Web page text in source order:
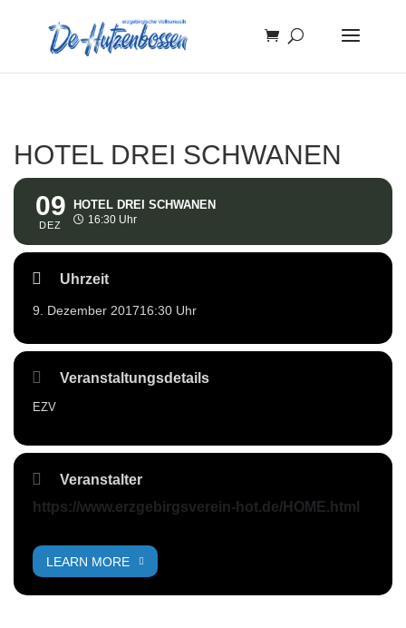
HOTEL DREI SCHWANEN
09
DEZ
HOTEL DREI SCHWANEN
16:30 Uhr
Uhrzeit
9. Dezember 201716:30 Uhr
Veranstaltungsdetails
EZV
Veranstalter
https://www.erzgebirgsverein-hot.de/HOME.html
LEARN MORE